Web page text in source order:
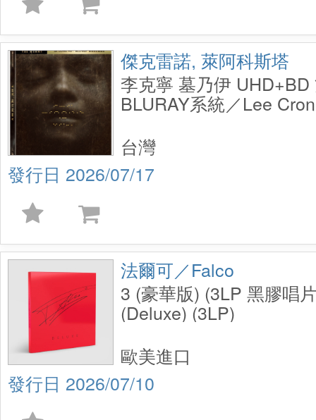
傑克雷諾, 萊阿科斯塔
李克寧 墓乃伊
BLURAY系統／Lee
2026/07/17
台灣
法爾可／Falco
3 (豪華版) (3LP 黑膠唱
(Deluxe) (3LP)
2026/07/10
歐美進口